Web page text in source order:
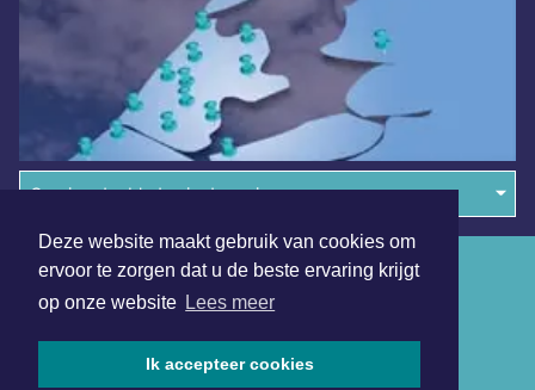
Deze website maakt gebruik van cookies om
ervoor te zorgen dat u de beste ervaring krijgt
op onze website Lees meer
Ik accepteer cookies
Overige dagbladen in de regio
Algemene voorwaarden
Disclaimer